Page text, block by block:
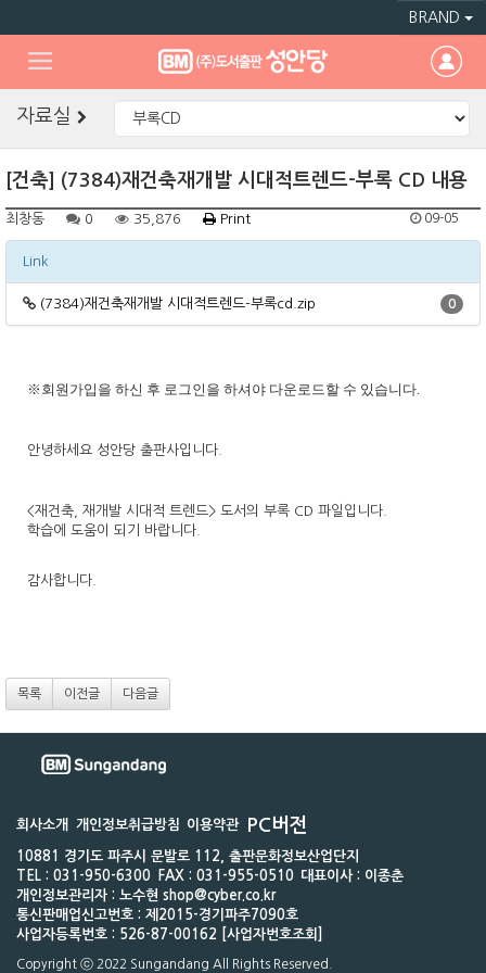
BRAND
자료실
[건축] (7384)재건축재개발 시대적트렌드-부록 CD 내용
최창동 0 35,876 Print 09-05
Link
(7384)재건축재개발 시대적트렌드-부록cd.zip 0
※ 회원가입을 하신 후 로그인을 하셔야 다운로드할 수 있습니다.
안녕하세요 성안당 출판사입니다.
<재건축, 재개발 시대적 트렌드> 도서의 부록 CD 파일입니다.
학습에 도움이 되기 바랍니다.
감사합니다.
목록 이전글 다음글
회사소개 개인정보취급방침 이용약관 PC버전
10881 경기도 파주시 문발로 112, 출판문화정보산업단지
TEL : 031-950-6300
FAX : 031-955-0510
대표이사 : 이종춘
개인정보관리자 : 노수현 shop@cyber.co.kr
통신판매업신고번호 : 제2015-경기파주7090호
사업자등록번호 : 526-87-00162 [사업자번호조회]
Copyright ⓒ 2022 Sungandang All Rights Reserved.